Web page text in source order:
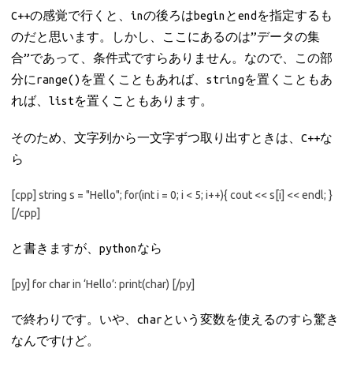
C++の感覚で行くと、inの後ろはbeginとendを指定するも
のだと思います。しかし、ここにあるのは”データの集
合”であって、条件式ですらありません。なので、この部
分にrange()を置くこともあれば、stringを置くこともあ
れば、listを置くこともあります。
そのため、文字列から一文字ずつ取り出すときは、C++な
ら
[cpp] string s = "Hello"; for(int i = 0; i < 5; i++){ cout << s[i] << endl; }
[/cpp]
と書きますが、pythonなら
[py] for char in ‘Hello’: print(char) [/py]
で終わりです。いや、charという変数を使えるのすら驚き
なんですけど。